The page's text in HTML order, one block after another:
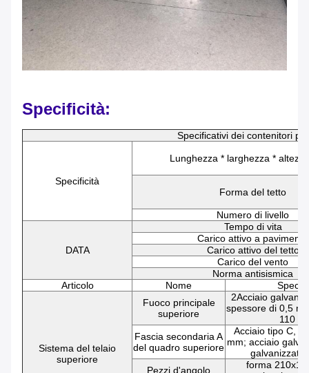
Specificità:
Specificativi dei contenitori
Specificità
Lunghezza * larghezza *
Forma del tetto
Numero di livello
DATA
Tempo di vita
Carico attivo a pavimento
Carico attivo del tetto
Carico del vento
Norma antisismica
Articolo
Nome
Sistema del telaio
superiore
Fuoco principale
superiore
2Acciaio
spessore di 0,5
110 g/
Fascia secondaria A
del quadro superiore
Acciaio tipo C,
mm; acciaio
galvanizzato
Pezzi d'angolo
forma